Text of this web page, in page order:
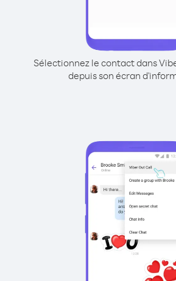
Sélectionnez le contact dans
depuis son écran